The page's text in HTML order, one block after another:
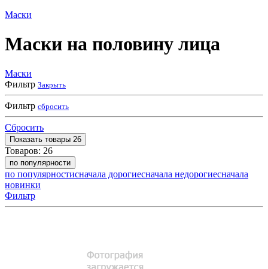
Маски
Маски на половину лица
Маски
Фильтр Закрыть
Фильтр сбросить
Сбросить
Показать товары 26
Товаров: 26
по популярности
по популярностисначала дорогиесначала недорогиесначала
новинки
Фильтр